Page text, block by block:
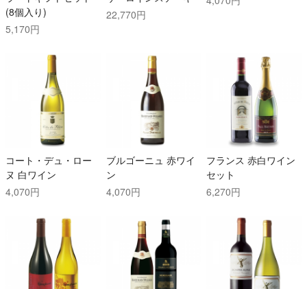
(8個入り)
5,170円
22,770円
コート・デュ・ロー
ヌ 白ワイン
4,070円
ブルゴーニュ 赤ワイ
ン
4,070円
フランス 赤白ワイン
セット
6,270円